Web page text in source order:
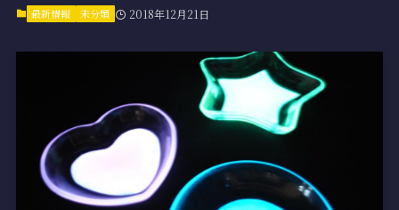
最新情報 未分類 2018年12月21日